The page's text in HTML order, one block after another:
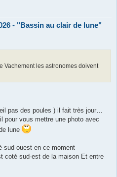
- "Bassin au clair de lune"
Vachement les astronomes doivent
pas des poules ) il fait très jour…
pour vous mettre une photo avec
lune
sud-ouest en ce moment
coté sud-est de la maison Et entre